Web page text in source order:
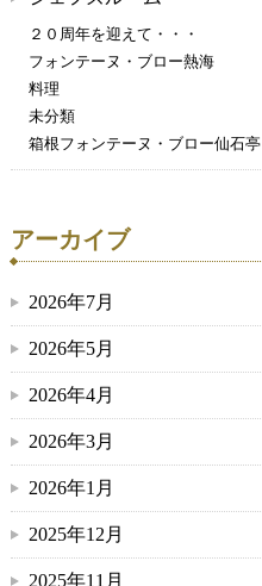
２０周年を迎えて・・・
フォンテーヌ・ブロー熱海
料理
未分類
箱根フォンテーヌ・ブロー仙石亭
アーカイブ
2026年7月
2026年5月
2026年4月
2026年3月
2026年1月
2025年12月
2025年11月